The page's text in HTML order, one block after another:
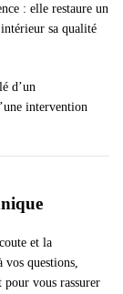
: elle restaure un
sa qualité
d’un
intervention
et la
questions,
vous rassurer